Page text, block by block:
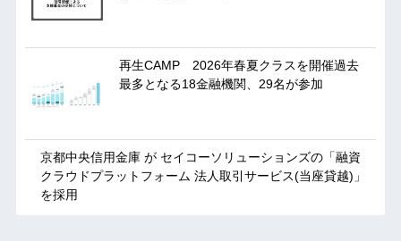
再生CAMP 2026年春夏クラスを開催過去
最多となる18金融機関、29名が参加
京都中央信用金庫 が セイコーソリューションズの「融資
クラウドプラットフォーム 法人取引サービス(当座貸越)」
を採用